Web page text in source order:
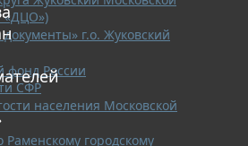
«ДЦО»)
г.о. Жуковский
фонд России
СФР
населения Московской
городскому